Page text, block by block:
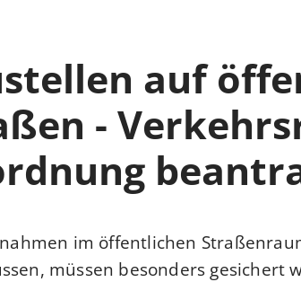
auf
-
im öffentlichen
müssen besonders gesichert